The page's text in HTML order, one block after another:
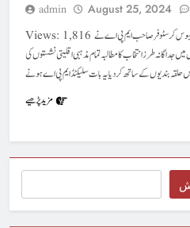
admin August 25, 2024
Views: 1,816 نیشنل مینارٹیز ڈے 2024 کے سلسلے میں بابا فیلبوس کرسٹوفر صاحب ایم پی اے نے
جدا گانہ طرز انتخاب کا مطالبہ تمام مذہبی اقلیتی نشستوں کی
مزید پڑھیے